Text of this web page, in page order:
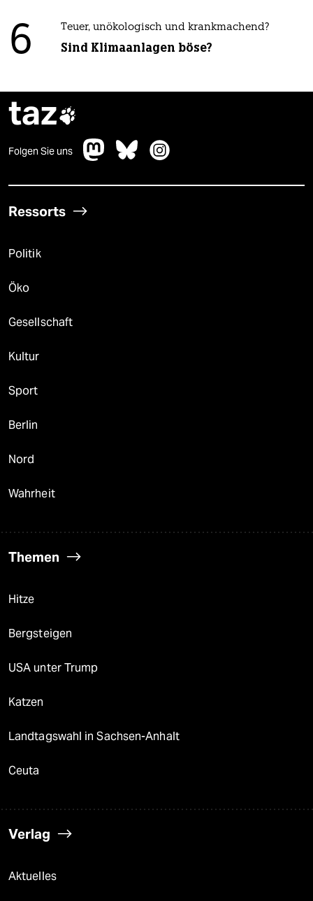
6 Teuer, unökologisch und krankmachend?
Sind Klimaanlagen böse?
taz
Folgen Sie uns
Ressorts
Politik
Öko
Gesellschaft
Kultur
Sport
Berlin
Nord
Wahrheit
Themen
Hitze
Bergsteigen
USA unter Trump
Katzen
Landtagswahl in Sachsen-Anhalt
Ceuta
Verlag
Aktuelles